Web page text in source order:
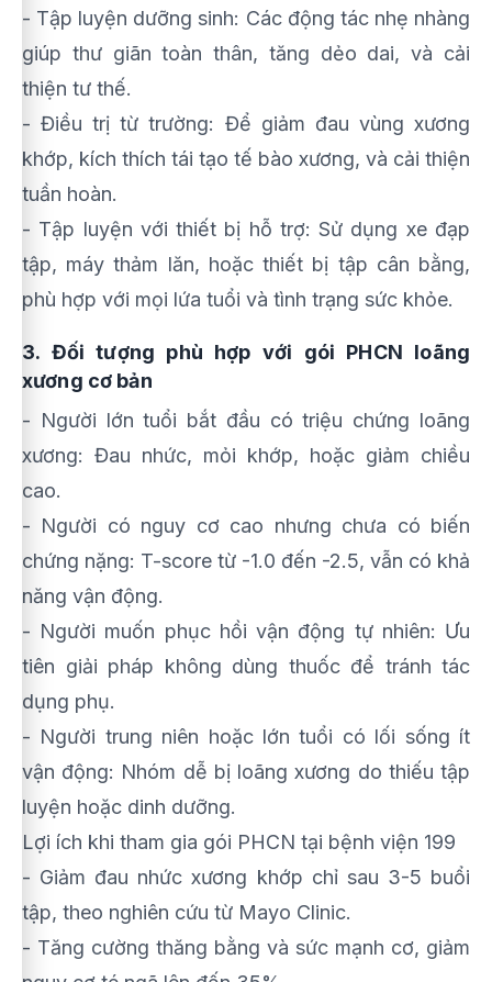
- Tập luyện dưỡng sinh: Các động tác nhẹ nhàng
giúp thư giãn toàn thân, tăng dẻo dai, và cải
thiện tư thế.
- Điều trị từ trường: Để giảm đau vùng xương
khớp, kích thích tái tạo tế bào xương, và cải thiện
tuần hoàn.
- Tập luyện với thiết bị hỗ trợ: Sử dụng xe đạp
tập, máy thảm lăn, hoặc thiết bị tập cân bằng,
phù hợp với mọi lứa tuổi và tình trạng sức khỏe.
3. Đối tượng phù hợp với gói PHCN loãng
xương cơ bản
- Người lớn tuổi bắt đầu có triệu chứng loãng
xương: Đau nhức, mỏi khớp, hoặc giảm chiều
cao.
- Người có nguy cơ cao nhưng chưa có biến
chứng nặng: T-score từ -1.0 đến -2.5, vẫn có khả
năng vận động.
- Người muốn phục hồi vận động tự nhiên: Ưu
tiên giải pháp không dùng thuốc để tránh tác
dụng phụ.
- Người trung niên hoặc lớn tuổi có lối sống ít
vận động: Nhóm dễ bị loãng xương do thiếu tập
luyện hoặc dinh dưỡng.
Lợi ích khi tham gia gói PHCN tại bệnh viện 199
- Giảm đau nhức xương khớp chỉ sau 3-5 buổi
tập, theo nghiên cứu từ Mayo Clinic.
- Tăng cường thăng bằng và sức mạnh cơ, giảm